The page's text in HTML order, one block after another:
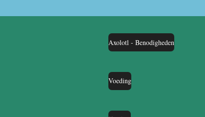
Axolotl - Benodigheden
Voeding